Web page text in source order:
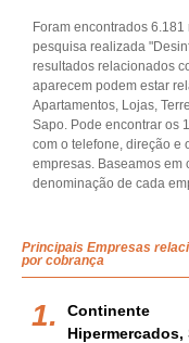
Foram encontrados
pesquisa realizada
resultados relacionados
aparecem podem estar
Apartamentos, Lojas,
Sapo. Pode encontrar os
com o telefone, direção e
empresas. Baseamos em
denominação de cada
Principais Empresas
por cobrança
Continente
Hipermercados,